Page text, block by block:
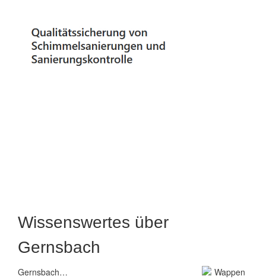
Wissenswertes über
Gernsbach
Gernsbach…